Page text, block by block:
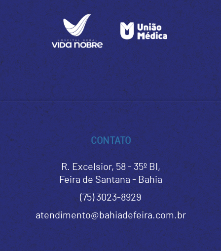
CONTATO
R. Excelsior, 58 - 35º BI,
Feira de Santana - Bahia
(75) 3023-8929
atendimento@bahiadefeira.com.br